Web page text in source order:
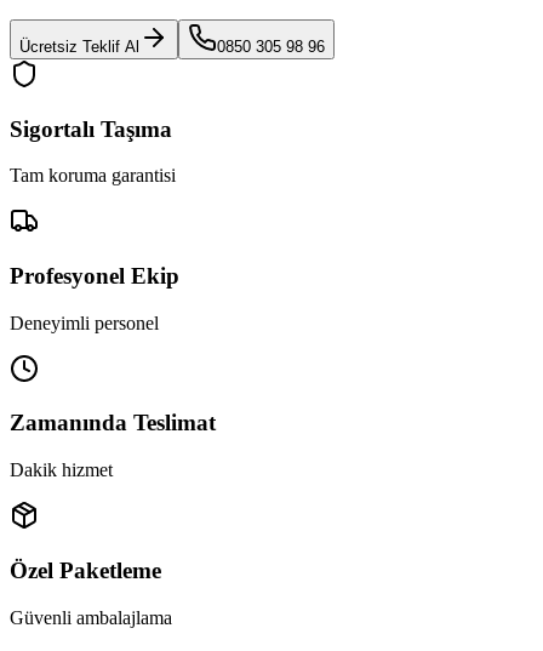
Ücretsiz Teklif Al 0850 305 98 96
Sigortalı Taşıma
Tam koruma garantisi
Profesyonel Ekip
Deneyimli personel
Zamanında Teslimat
Dakik hizmet
Özel Paketleme
Güvenli ambalajlama